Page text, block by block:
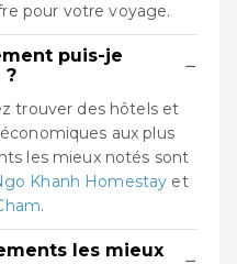
pour votre voyage.
puis-je
?
−
trouver des hôtels et
aux plus
les mieux notés sont
Khanh Homestay et
.
les mieux